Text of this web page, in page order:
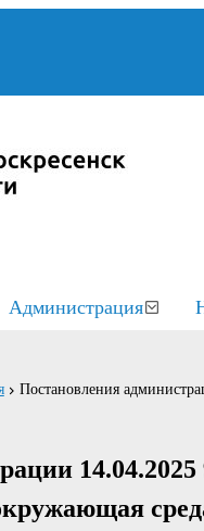
Администрация
Постановления